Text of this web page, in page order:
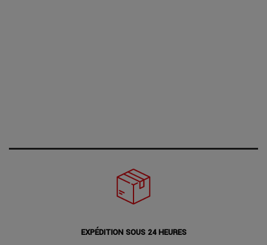
EXPÉDITION SOUS 24 HEURES